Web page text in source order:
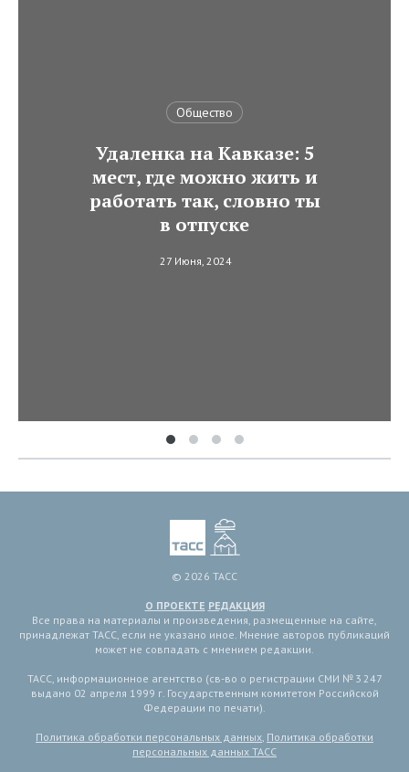
Общество
Удаленка на Кавказе: 5
мест, где можно жить и
работать так, словно ты
в отпуске
27 Июня, 2024
© 2026 ТАСС
О ПРОЕКТЕ РЕДАКЦИЯ
Все права на материалы и произведения, размещенные на сайте,
принадлежат ТАСС, если не указано иное. Мнение авторов публикаций
может не совпадать с мнением редакции.
ТАСС, информационное агентство (св-во о регистрации СМИ № 3 247
выдано 02 апреля 1999 г. Государственным комитетом Российской
Федерации по печати).
Политика обработки персональных данных, Политика обработки
персональных данных ТАСС